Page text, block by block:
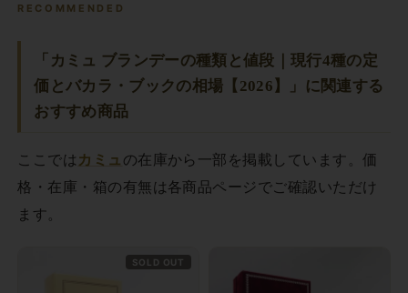
RECOMMENDED
「カミュ ブランデーの種類と値段｜現行4種の定
価とバカラ・ブックの相場【2026】」に関連する
おすすめ商品
ここでは カミュ の在庫から一部を掲載しています。価
格・在庫・箱の有無は各商品ページでご確認いただけ
ます。
SOLD OUT